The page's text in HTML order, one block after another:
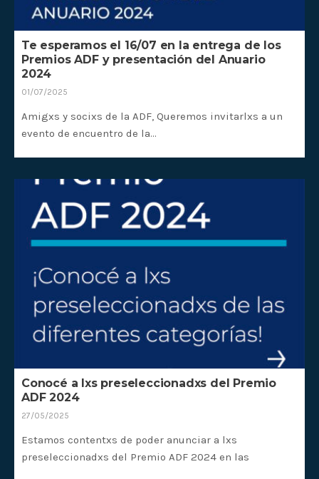
Te esperamos el 16/07 en la entrega de los
Premios ADF y presentación del Anuario
2024
01/07/2025
Amigxs y socixs de la ADF, Queremos invitarlxs a un
evento de encuentro de la…
Conocé a lxs preseleccionadxs del Premio
ADF 2024
27/05/2025
Estamos contentxs de poder anunciar a lxs
preseleccionadxs del Premio ADF 2024 en las